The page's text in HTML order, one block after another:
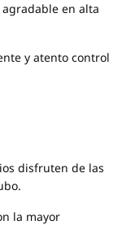
en alta
y atento control
disfruten de las
la mayor